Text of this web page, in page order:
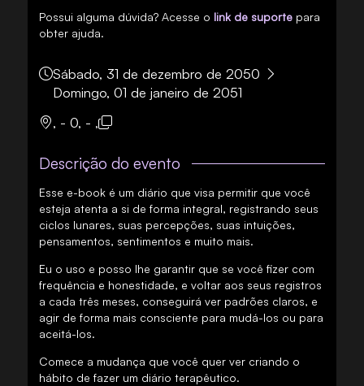
Sábado, 31 de dezembro de 2050
Domingo, 01 de janeiro de 2051
, - 0, - ,
Descrição do evento
Esse e-book é um diário que visa permitir que você
esteja atenta a si de forma integral, registrando seus
ciclos lunares, suas percepções, suas intuições,
pensamentos, sentimentos e muito mais.
Eu o uso e posso lhe garantir que se você fizer com
frequência e honestidade, e voltar aos seus registros
a cada três meses, conseguirá ver padrões claros, e
agir de forma mais consciente para mudá-los ou para
aceitá-los.
Comece a mudança que você quer ver criando o
hábito de fazer um diário terapêutico.
Possui alguma dúvida? Acesse o link de suporte para
obter ajuda.